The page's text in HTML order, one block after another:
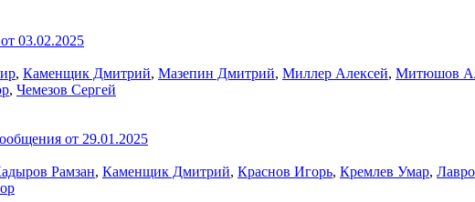
03.02.2025
, Каменщик Дмитрий, Мазепин Дмитрий, Миллер Алексей, Митюшов
, Чемезов Сергей
от 29.01.2025
Рамзан, Каменщик Дмитрий, Краснов Игорь, Кремлев Умар,